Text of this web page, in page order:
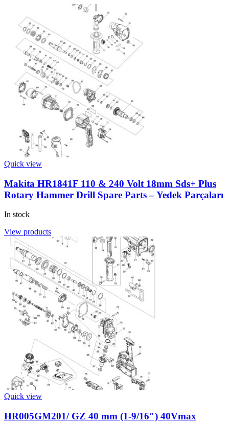
Quick view
Makita HR1841F 110 & 240 Volt 18mm Sds+ Plus
Rotary Hammer Drill Spare Parts – Yedek Parçaları
In stock
View products
Quick view
HR005GM201/ GZ 40 mm (1-9/16″) 40Vmax